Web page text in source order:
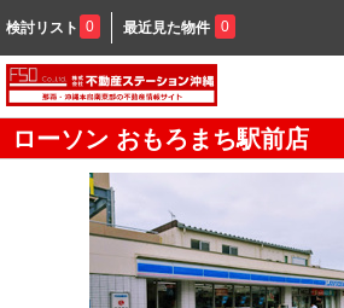
検討リスト 0 最近見た物件 0
ローソン おもろまち駅前店